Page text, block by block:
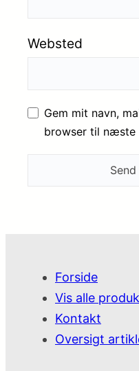
Websted
Gem mit navn,
browser til næste
Forside
Vis alle
Kontakt
Oversigt